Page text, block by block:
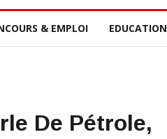
& EMPLOI EDUCATION
De Pétrole,